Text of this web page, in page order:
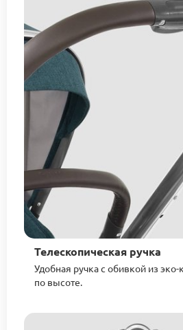
Телескопическая ручка
Удобная ручка с обивкой из
по высоте.